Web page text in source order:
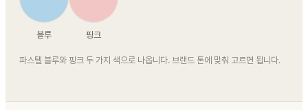
블루 핑크
파스텔 블루와 핑크 두 가지 색으로 나옵니다. 브랜드 톤에 맞춰 고르면 됩니다.